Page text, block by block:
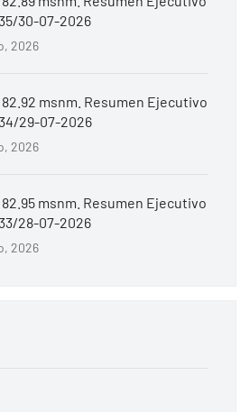
30-07-2026
2026
msnm. Resumen Ejecutivo
29-07-2026
2026
msnm. Resumen Ejecutivo
28-07-2026
2026